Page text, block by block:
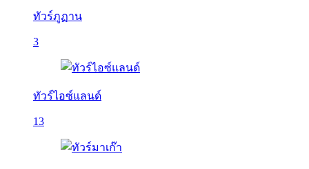
ทัวร์ภูฏาน
3
ทัวร์ไอซ์แลนด์
13